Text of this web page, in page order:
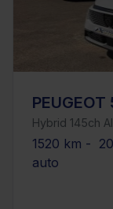
Hybrid 145ch
1520 km -
auto